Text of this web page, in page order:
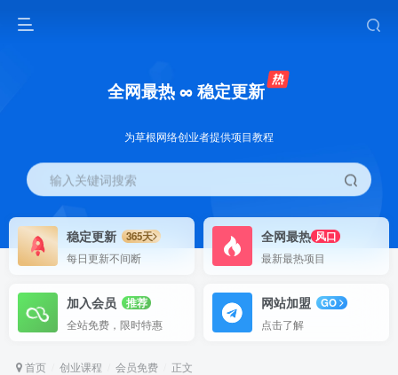
全网最热 ∞ 稳定更新
为草根网络创业者提供项目教程
输入关键词搜索
稳定更新
365天
每日更新不间断
全网最热 风口
最新最热项目
加入会员
推荐
全站免费，限时特惠
网站加盟
GO
点击了解
首页 创业课程 会员免费 正文